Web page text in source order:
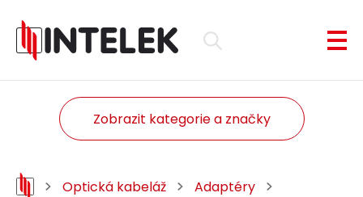
Zobrazit kategorie a značky
Optická kabeláž
Adaptéry